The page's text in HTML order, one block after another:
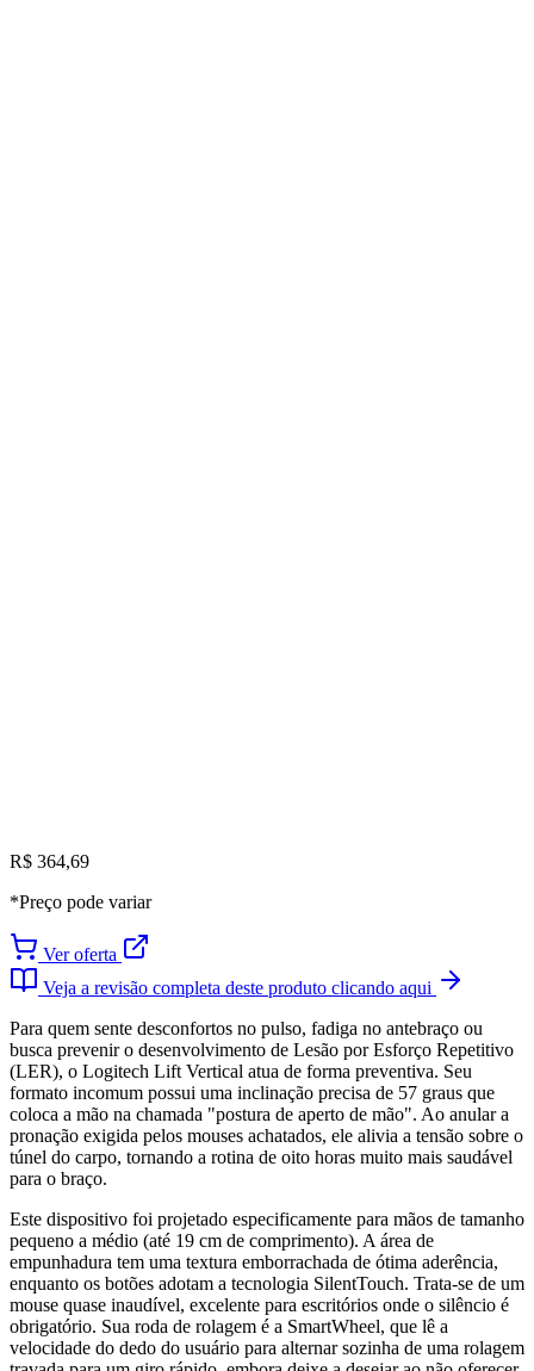
R$ 364,69
*Preço pode variar
Ver oferta
Veja a revisão completa deste produto clicando aqui
Para quem sente desconfortos no pulso, fadiga no antebraço ou
busca prevenir o desenvolvimento de Lesão por Esforço Repetitivo
(LER), o Logitech Lift Vertical atua de forma preventiva. Seu
formato incomum possui uma inclinação precisa de 57 graus que
coloca a mão na chamada "postura de aperto de mão". Ao anular a
pronação exigida pelos mouses achatados, ele alivia a tensão sobre o
túnel do carpo, tornando a rotina de oito horas muito mais saudável
para o braço.
Este dispositivo foi projetado especificamente para mãos de tamanho
pequeno a médio (até 19 cm de comprimento). A área de
empunhadura tem uma textura emborrachada de ótima aderência,
enquanto os botões adotam a tecnologia SilentTouch. Trata-se de um
mouse quase inaudível, excelente para escritórios onde o silêncio é
obrigatório. Sua roda de rolagem é a SmartWheel, que lê a
velocidade do dedo do usuário para alternar sozinha de uma rolagem